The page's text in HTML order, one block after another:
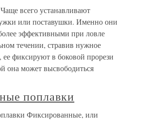
всего устанавливают
или поставушки. Именно они
эффективными при ловле
течении, стравив нужное
ее фиксируют в боковой прорези
она может высвободиться
поплавки
Фиксированные, или